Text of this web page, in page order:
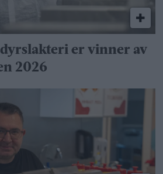
er vinner av
2026